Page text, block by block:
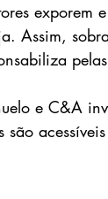
exporem
Assim,
e C&A
são